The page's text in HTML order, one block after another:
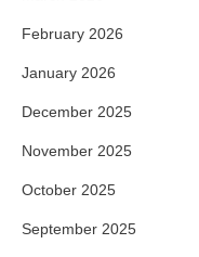
February 2026
January 2026
December 2025
November 2025
October 2025
September 2025